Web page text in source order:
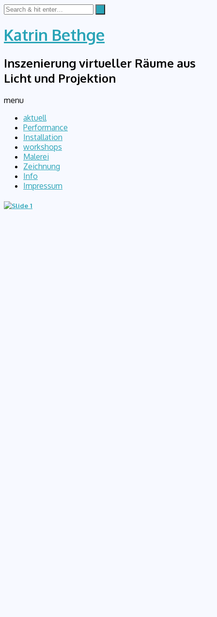
Katrin Bethge
Inszenierung virtueller Räume aus
Licht und Projektion
menu
aktuell
Performance
Installation
workshops
Malerei
Zeichnung
Info
Impressum